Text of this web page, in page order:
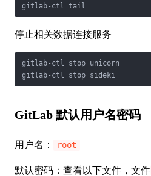
gitlab-ctl tail
停止相关数据连接服务
gitlab-ctl stop unicorn
gitlab-ctl stop sideki
GitLab 默认用户名密码
用户名： root
默认密码：查看以下文件，文件